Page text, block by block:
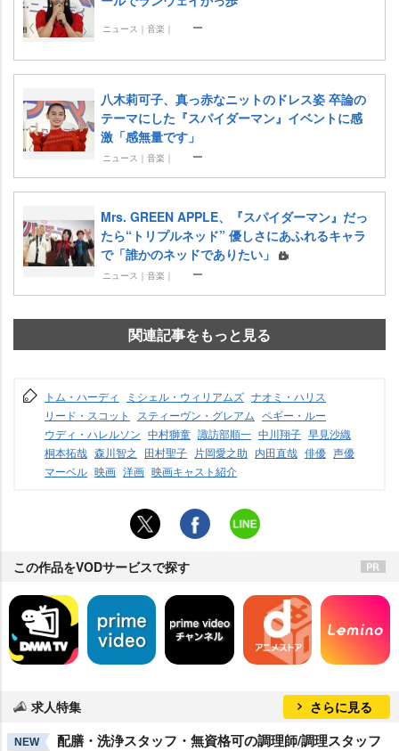
ニュース｜音楽｜
八木莉可子、真っ赤なニットのドレス姿 卒論の
テーマにした『スパイダーマン』イベントに感
激「感無量です」
ニュース｜音楽｜
Mrs. GREEN APPLE、『スパイダーマン』だっ
たら“トリプルネッド” 優しさにあふれるキャラ
で「誰かのネッドでありたい」
ニュース｜音楽｜
関連記事をもっと見る
トム・ハーディ ミシェル・ウィリアムズ ナオミ・ハリス
リード・スコット
スティーヴン・グレアム ペギー・ルー
ウディ・ハレルソン 中村獅童 諏訪部順一 中川翔子 早見沙織
桐本拓哉 森川智之 田村聖子 片岡愛之助 内田直哉 俳優 声優
マーベル 映画 洋画 映画キャスト紹介
この作品をVODサービスで探す
求人特集 さらに見る
NEW 配膳・洗浄スタッフ・無資格可の調理師/調理スタッフ